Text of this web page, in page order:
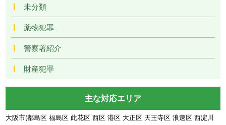
未分類
薬物犯罪
警察署紹介
財産犯罪
主な対応エリア
大阪市(都島区 福島区 此花区 西区 港区 大正区 天王寺区 浪速区 西淀川